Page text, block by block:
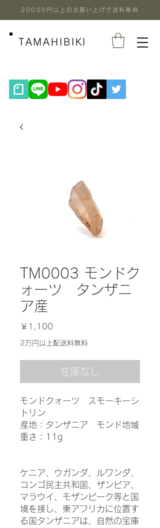
20000円以上のお買い上げで送料無料
TAMAHIBIKI
TM0003 モンドク
ォーツ タンザニ
ア産
￥1,100
格
2万円以上配送料無料
在庫なし
モンドクォーツ スモーキーシ
トリン
産地：タンザニア モンド地域
重さ：11g
ケニア、ウガンダ、ルワンダ、
コンゴ民主共和国、ザンビア、
マラウイ、モザンビーク等と国
境を接し、東アフリカに位置す
る国タンザニアは、自然の宝庫